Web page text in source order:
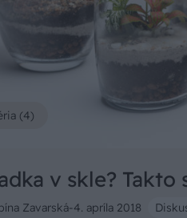
(4)
v skle?
Zavarská-4. apríla 2018